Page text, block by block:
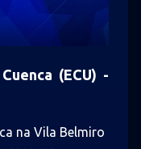
(ECU) -
na Vila Belmiro